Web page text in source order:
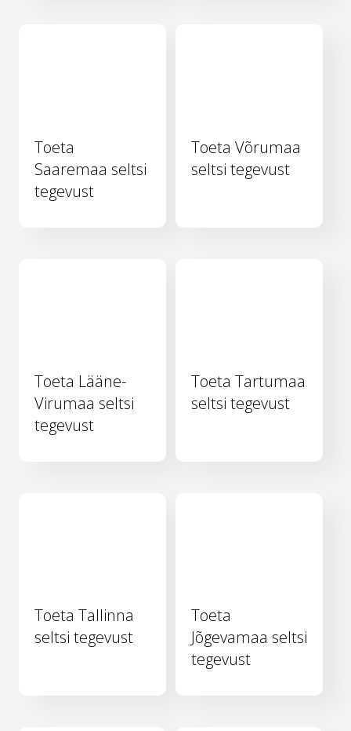
Toeta
Saaremaa seltsi
tegevust
Toeta Võrumaa
seltsi tegevust
Toeta Lääne-
Virumaa seltsi
tegevust
Toeta Tartumaa
seltsi tegevust
Toeta Tallinna
seltsi tegevust
Toeta
Jõgevamaa seltsi
tegevust